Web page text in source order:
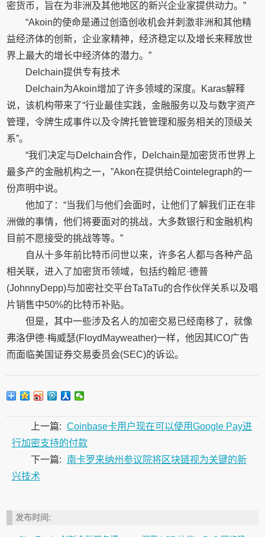
密货币，旨在为非洲及其他地区的新兴企业家提供动力。”
“Akoin的使命是通过创造创收机会并刺激非洲和其他精
益经济体的创新，企业家精神，经济稳定以及增长来释放世
界上最大的增长中经济体的潜力。”
Delchain提供专有技术
Delchain为Akoin增加了许多领域的深度。Karas解释
说，该机构带来了“行业最佳实践，金融服务以及与数字资产
管理，令牌生成事件以及令牌托管管理和服务相关的顶级关
系”。
“我们决定与Delchain合作，Delchain是加密货币世界上
最多产的金融机构之一，”Akon在提供给Cointelegraph的一
份声明中说。
他加了：“当我们与他们会面时，让他们了解我们正在非
洲做的事情，他们将要面对的挑战，大多数银行和金融机构
目前不愿接受的挑战等等。”
自从十多年前比特币问世以来，许多名人都与各种产品
相关联，进入了加密货币领域，包括约翰尼·德普
(JohnnyDepp)与加密社交平台TaTaTu的合作伙伴关系以及唱
片销售中50%的比特币补贴。
但是，其中一些涉及名人的加密交易已经南移了，就像
弗洛伊德·梅威瑟(FloydMayweather)一样，他因其ICO广告
而面临美国证券交易委员会(SEC)的诉讼。
上一篇: Coinbase卡用户现在可以使用Google Pay进
行加密支持的付款
下一篇:
南卡罗来纳州参议院将区块链视为关键的新
兴技术
发布时间: